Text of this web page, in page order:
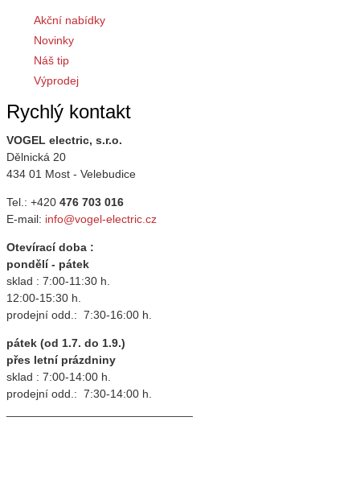
Akční nabídky
Novinky
Náš tip
Výprodej
Rychlý kontakt
VOGEL electric, s.r.o.
Dělnická 20
434 01 Most - Velebudice
Tel.: +420 476 703 016
E-mail: info@vogel-electric.cz
Otevírací doba :
pondělí - pátek
sklad : 7:00-11:30 h.
12:00-15:30 h.
prodejní odd.: 7:30-16:00 h.
pátek (od 1.7. do 1.9.)
přes letní prázdniny
sklad : 7:00-14:00 h.
prodejní odd.: 7:30-14:00 h.